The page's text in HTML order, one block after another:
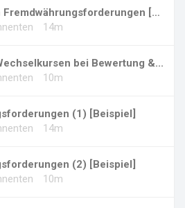
Bewertung von Fremdwährungsforderungen [Beisp...
14m
bei Bewertung &...
10m
(1) [Beispiel]
14m
(2) [Beispiel]
10m